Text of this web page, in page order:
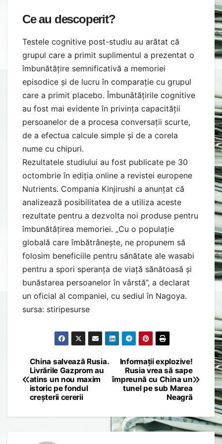
Ce au descoperit?
Testele cognitive post-studiu au arătat că
grupul care a primit suplimentul a prezentat o
îmbunătățire semnificativă a memoriei
episodice și de lucru în comparație cu grupul
care a primit placebo. Îmbunătățirile cognitive
au fost mai evidente în privința capacității
persoanelor de a procesa conversații scurte,
de a efectua calcule simple și de a corela
nume cu chipuri.
Rezultatele studiului au fost publicate pe 30
octombrie în ediția online a revistei europene
Nutrients. Compania Kinjirushi a anunțat că
analizează posibilitatea de a utiliza aceste
rezultate pentru a dezvolta noi produse pentru
îmbunătățirea memoriei. „Cu o populație
globală care îmbătrânește, ne propunem să
folosim beneficiile pentru sănătate ale wasabi
pentru a spori speranța de viață sănătoasă și
bunăstarea persoanelor în vârstă”, a declarat
un oficial al companiei, cu sediul în Nagoya.
sursa: stiripesurse
Post
navigation
Informații explozive!
Rusia vrea să sape
împreună cu China un
tunel pe sub Marea
Neagră
China salvează Rusia.
Livrările Gazprom au
atins un nou maxim
istoric pe fondul
creșterii cererii